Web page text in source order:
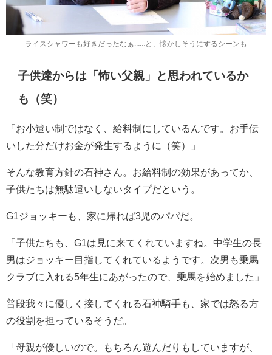
ライスシャワーも好きだったなぁ……と、懐かしそうにするシーンも
子供達からは「怖い父親」と思われているか
も（笑）
「お小遣い制ではなく、給料制にしているんです。お手伝
いした分だけお金が発生するように（笑）」
そんな教育方針の石神さん。お給料制の効果があってか、
子供たちは無駄遣いしないタイプだという。
G1ジョッキーも、家に帰れば3児のパパだ。
「子供たちも、G1は見に来てくれていますね。中学生の長
男はジョッキー目指してくれているようです。次男も乗馬
クラブに入れる5年生にあがったので、乗馬を始めました」
普段我々に優しく接してくれる石神騎手も、家では怒る方
の役割を担っているそうだ。
「母親が優しいので。もちろん遊んだりもしていますが、